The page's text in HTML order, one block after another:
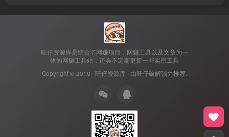
旺仔资源库是结合了网赚项目，网赚工具以及文章为一
体的网赚工具站，还会不定期更新一些实用工具
Copyright © 2019 · 旺仔资源库 · 由旺仔破解强力推荐.